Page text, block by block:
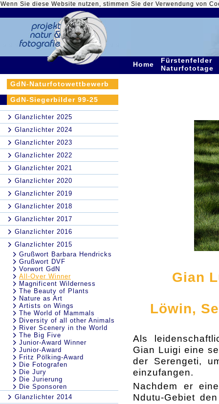
Wenn Sie diese Website nutzen, stimmen Sie der Verwendung von
Home
Fürstenfelder
Naturfototage
GdN-Naturfotowettbewerb
GdN-Siegerbilder 99-25
Glanzlichter 2025
Glanzlichter 2024
Glanzlichter 2023
Glanzlichter 2022
Glanzlichter 2021
Glanzlichter 2020
Glanzlichter 2019
Glanzlichter 2018
Glanzlichter 2017
Glanzlichter 2016
Glanzlichter 2015
Grußwort Barbara Hendricks
Grußwort DVF
Vorwort GdN
All-Over Winner
Magnificent Wilderness
The Beauty of Plants
Nature as Art
Artists on Wings
The World of Mammals
Diversity of all other Animals
River Scenery in the World
The Big Five
Junior-Award Winner
Junior-Award
Fritz Pölking-Award
Die Fotografen
Die Jury
Die Jurierung
Die Sponsoren
Glanzlichter 2014
Gian
Löwin,
Als
Gian Luigi eine
der Serengeti,
einzufangen.
Nachdem er
Ndutu-Gebiet